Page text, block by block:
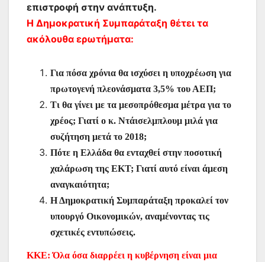
επιστροφή στην ανάπτυξη.
Η Δημοκρατική Συμπαράταξη θέτει τα
ακόλουθα ερωτήματα:
Για πόσα χρόνια θα ισχύσει η υποχρέωση για
πρωτογενή πλεονάσματα 3,5% του ΑΕΠ;
Τι θα γίνει με τα μεσοπρόθεσμα μέτρα για το
χρέος; Γιατί ο κ. Ντάισελμπλουμ μιλά για
συζήτηση μετά το 2018;
Πότε η Ελλάδα θα ενταχθεί στην ποσοτική
χαλάρωση της ΕΚΤ; Γιατί αυτό είναι άμεση
αναγκαιότητα;
Η Δημοκρατική Συμπαράταξη προκαλεί τον
υπουργό Οικονομικών, αναμένοντας τις
σχετικές εντυπώσεις.
ΚΚΕ: Όλα όσα διαρρέει η κυβέρνηση είναι μια